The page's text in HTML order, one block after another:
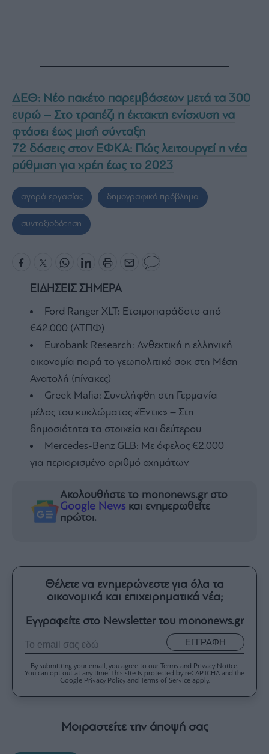
ΔΕΘ: Νέο πακέτο παρεμβάσεων μετά τα 300
ευρώ – Στο τραπέζι η έκτακτη ενίσχυση να
φτάσει έως μισή σύνταξη
72 δόσεις στον ΕΦΚΑ: Πώς λειτουργεί η νέα
ρύθμιση για χρέη έως το 2023
αγορά εργασίας δημογραφικό πρόβλημα
συνταξιοδότηση
ΕΙΔΗΣΕΙΣ ΣΗΜΕΡΑ
Ford Ranger XLT: Ετοιμοπαράδοτο από
€42.000 (ΛΤΠΦ)
Eurobank Research: Ανθεκτική η ελληνική
οικονομία παρά το γεωπολιτικό σοκ στη Μέση
Ανατολή (πίνακες)
Greek Mafia: Συνελήφθη στη Γερμανία
μέλος του κυκλώματος «Έντικ» – Στη
δημοσιότητα τα στοιχεία και δεύτερου
Mercedes-Benz GLB: Mε όφελος €2.000
για περιορισμένο αριθμό οχημάτων
Ακολουθήστε το mononews.gr στο
Google News και ενημερωθείτε
πρώτοι.
Θέλετε να ενημερώνεστε για όλα τα
οικονομικά και επιχειρηματικά νέα;
Εγγραφείτε στο Newsletter του mononews.gr
ΕΓΓΡΑΦΗ
By submitting your email, you agree to our Terms and Privacy Notice.
You can opt out at any time. This site is protected by reCAPTCHA and the
Google Privacy Policy and Terms of Service apply.
Μοιραστείτε την άποψή σας